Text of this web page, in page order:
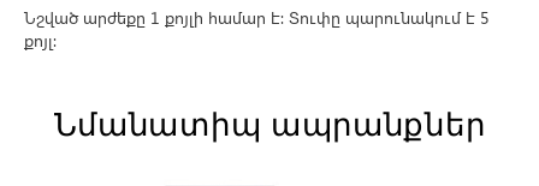
Նշված արժեքը 1 քոյլի համար է։ Տուփը պարունակում է 5
քոյլ։
Նմանատիպ ապրանքներ